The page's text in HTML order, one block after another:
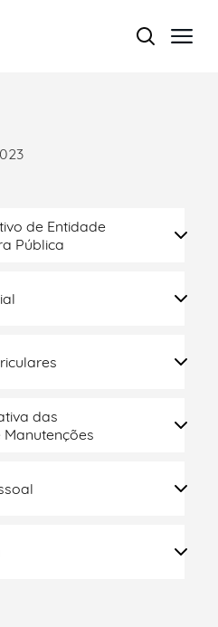
de Entidade
Pública
das
Manutenções